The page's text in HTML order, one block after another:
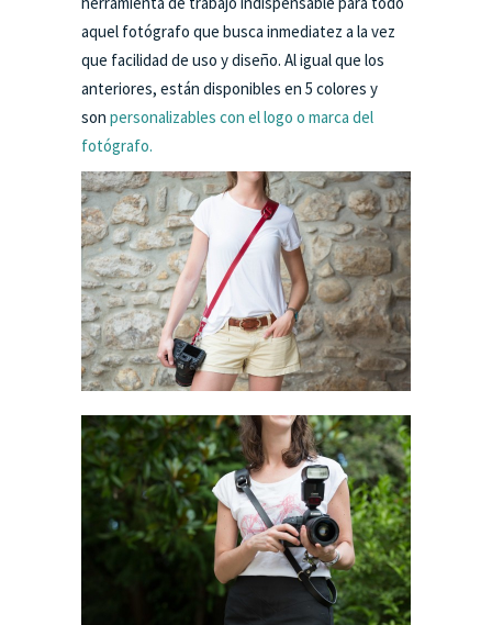
aquel fotógrafo que busca inmediatez a la vez
que facilidad de uso y diseño. Al igual que los
anteriores, están disponibles en 5 colores y
son personalizables con el logo o marca del
fotógrafo.